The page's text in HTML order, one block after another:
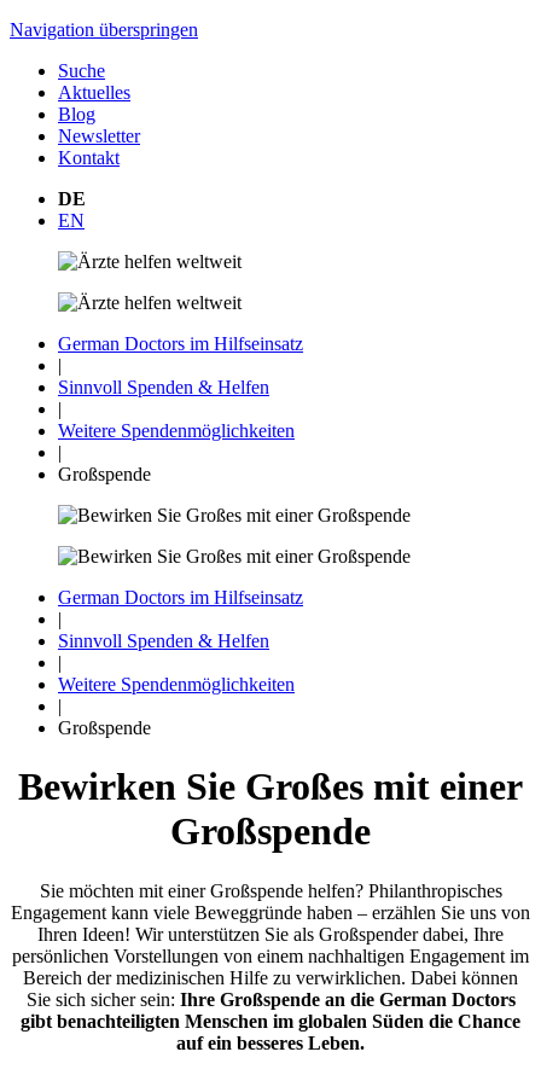
Navigation überspringen
Suche
Aktuelles
Blog
Newsletter
Kontakt
DE
EN
German Doctors im Hilfseinsatz
|
Sinnvoll Spenden & Helfen
|
Weitere Spenden­möglichkeiten
|
Großspende
German Doctors im Hilfseinsatz
|
Sinnvoll Spenden & Helfen
|
Weitere Spenden­möglichkeiten
|
Großspende
Bewirken Sie Großes mit einer
Groß­spende
Sie möchten mit einer Großspende helfen? Philanthropisches
Engagement kann viele Beweg­gründe haben – erzählen Sie uns von
Ihren Ideen! Wir unter­stützen Sie als Groß­spender dabei, Ihre
persönlichen Vor­stellungen von einem nach­haltigen Engagement im
Be­reich der medi­zinischen Hilfe zu ver­wirklichen. Dabei können
Sie sich sicher sein: Ihre Groß­spende an die German Doctors
gibt benach­teiligten Menschen im globalen Süden die Chance
auf ein besseres Leben.